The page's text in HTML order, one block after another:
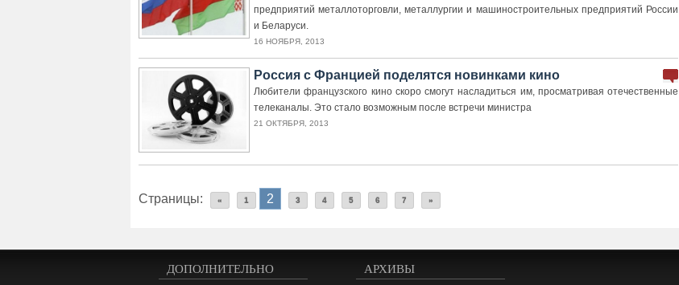
предприятий металлоторговли, металлургии и машиностроительных предприятий России
и Беларуси.
16 НОЯБРЯ, 2013
Россия с Францией поделятся новинками кино
Любители французского кино скоро смогут насладиться им, просматривая отечественные
телеканалы. Это стало возможным после встречи министра
21 ОКТЯБРЯ, 2013
Страницы: « 1 2 3 4 5 6 7 »
ДОПОЛНИТЕЛЬНО АРХИВЫ